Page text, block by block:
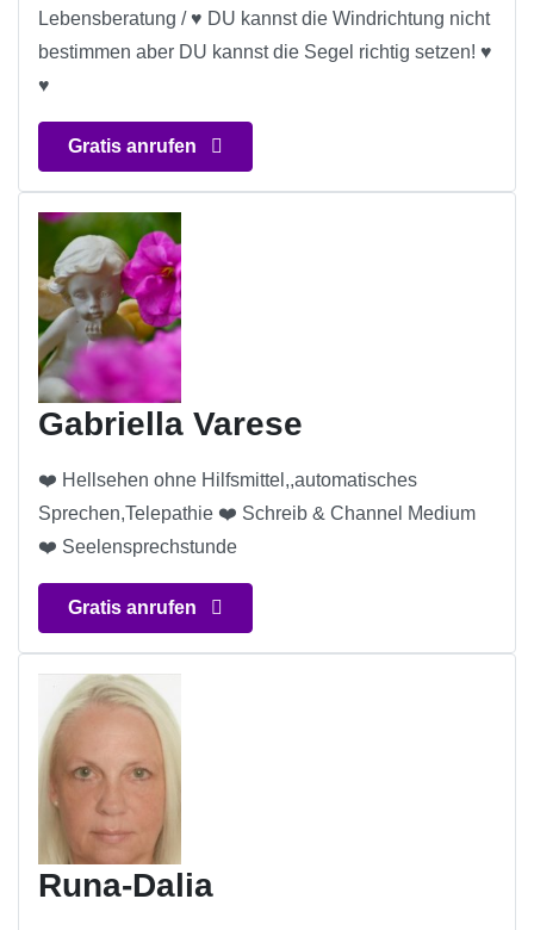
Lebensberatung / ♥ DU kannst die Windrichtung nicht
bestimmen aber DU kannst die Segel richtig setzen! ♥
♥
Gratis anrufen
Gabriella Varese
❤️ Hellsehen ohne Hilfsmittel,,automatisches
Sprechen,Telepathie ❤️ Schreib & Channel Medium
❤️ Seelensprechstunde
Gratis anrufen
Runa-Dalia